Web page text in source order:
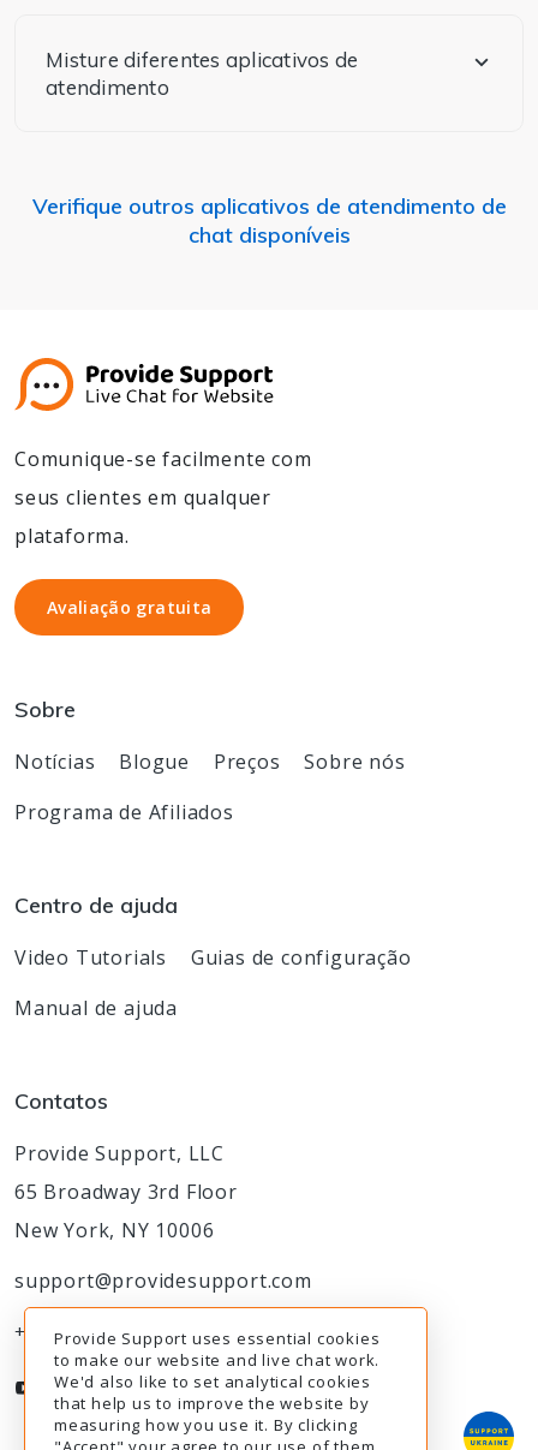
Misture diferentes aplicativos de
atendimento
Verifique outros aplicativos de atendimento de
chat disponíveis
Comunique-se facilmente com
seus clientes em qualquer
plataforma.
Avaliação gratuita
Avaliação gratuita
Sobre
Notícias Blogue Preços
Sobre nós
Programa de Afiliados
Centro de ajuda
Video Tutorials
Guias de configuração
Manual de ajuda
Contatos
Provide Support, LLC
65 Broadway 3rd Floor
New York, NY 10006
support@providesupport.com
+1-888-777-9930
Provide Support uses essential cookies
to make our website and live chat work.
We'd also like to set analytical cookies
that help us to improve the website by
measuring how you use it. By clicking